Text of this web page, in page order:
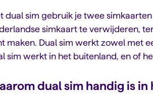
dual sim gebruik je twee
simkaart te verwijderen,
maken. Dual sim werkt zowel met
sim werkt in het buitenland, en of
dual sim handig is